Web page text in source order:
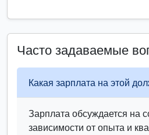
Часто задаваемые
Какая зарплата на этой
Зарплата обсуждается на
зависимости от опыта и